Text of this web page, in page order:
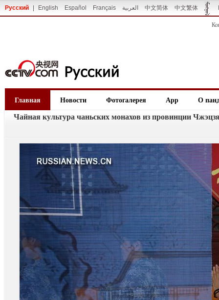
Русский English Español Français العربية 中文简体 中文繁体
Главная Новости Фотогалерея App О
Чайная культура чаньских монахов из провинции